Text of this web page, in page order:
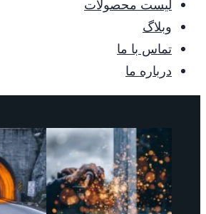
لیست محصولات
وبلاگ
تماس با ما
درباره ما